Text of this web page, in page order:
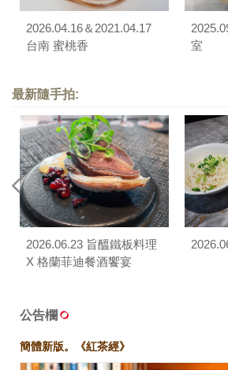
2026.04.16＆2021.04.17
台南 蜜桃香
室
最新隨手拍:
2026.06.23 旨醞鐵板料理
X 格蘭菲迪餐酒饗宴
公告欄
簡體新版。《紅茶經》